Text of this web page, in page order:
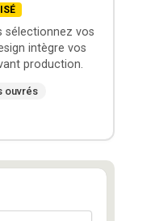
sélectionnez vos
intègre vos
production.
ouvrés